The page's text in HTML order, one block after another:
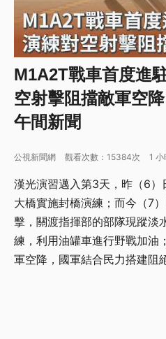
M1A2T戰車首度進
空射擊阻擋敵軍空
午間新聞
公視新聞網 觀看次數：15384次 1
漢光演習邁入第3天，昨（6
大橋實施封橋演練；而今（7
擊，關渡指揮部的部隊現蹤淡
練，利用油罐車進行野戰加油
軍空降，國軍結合民力搭建阻